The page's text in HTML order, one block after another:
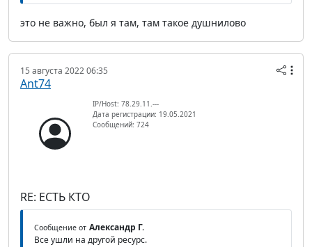
это не важно, был я там, там такое душнилово
15 августа 2022 06:35
Ant74
IP/Host: 78.29.11.---
Дата регистрации: 19.05.2021
Сообщений: 724
RE: ЕСТЬ КТО
Сообщение от Александр Г.
Все ушли на другой ресурс.